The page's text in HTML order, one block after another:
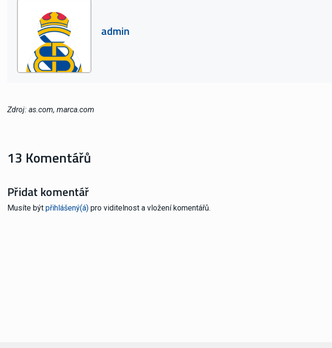
admin
Zdroj: as.com, marca.com
13 Komentářů
Přidat komentář
Musíte být přihlášený(á) pro viditelnost a vložení komentářů.